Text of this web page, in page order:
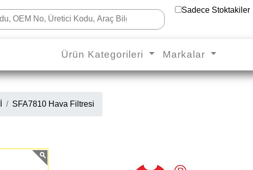
Sadece Stoktakiler
Ürün Kategorileri Markalar
SFA7810 Hava Filtresi